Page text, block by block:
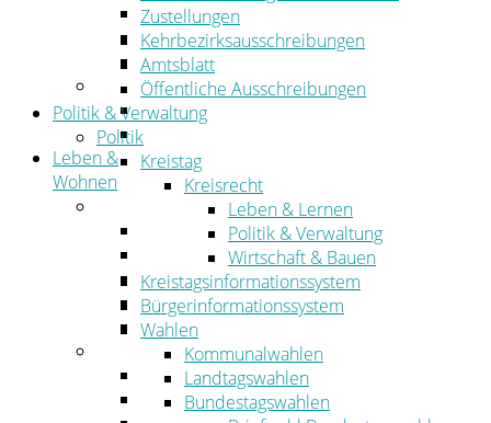
Mobilfunk & Breitband
Straßen- und Radwegebau
Landwirtschaft
Tourismus
Freizeit und Urlaub im Landkreis
Veranstaltungen
Leben &
Wohnen
Migration
Schulen, Bildung, Sport und Kultur
Soziales
Gesundheit
Jugend, Familie und Senioren
Bauen und Planen
Abfall
Zustellungen
Kehrbezirksausschreibungen
Amtsblatt
Öffentliche Ausschreibungen
Politik & Verwaltung
Politik
Kreistag
Kreisrecht
Leben & Lernen
Politik & Verwaltung
Wirtschaft & Bauen
Kreistagsinformationssystem
Bürgerinformationssystem
Wahlen
Kommunalwahlen
Landtagswahlen
Bundestagswahlen